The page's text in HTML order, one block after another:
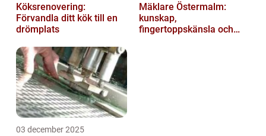
Köksrenovering:
Förvandla ditt kök till en
drömplats
Mäklare Östermalm:
kunskap,
fingertoppskänsla och
03 december 2025